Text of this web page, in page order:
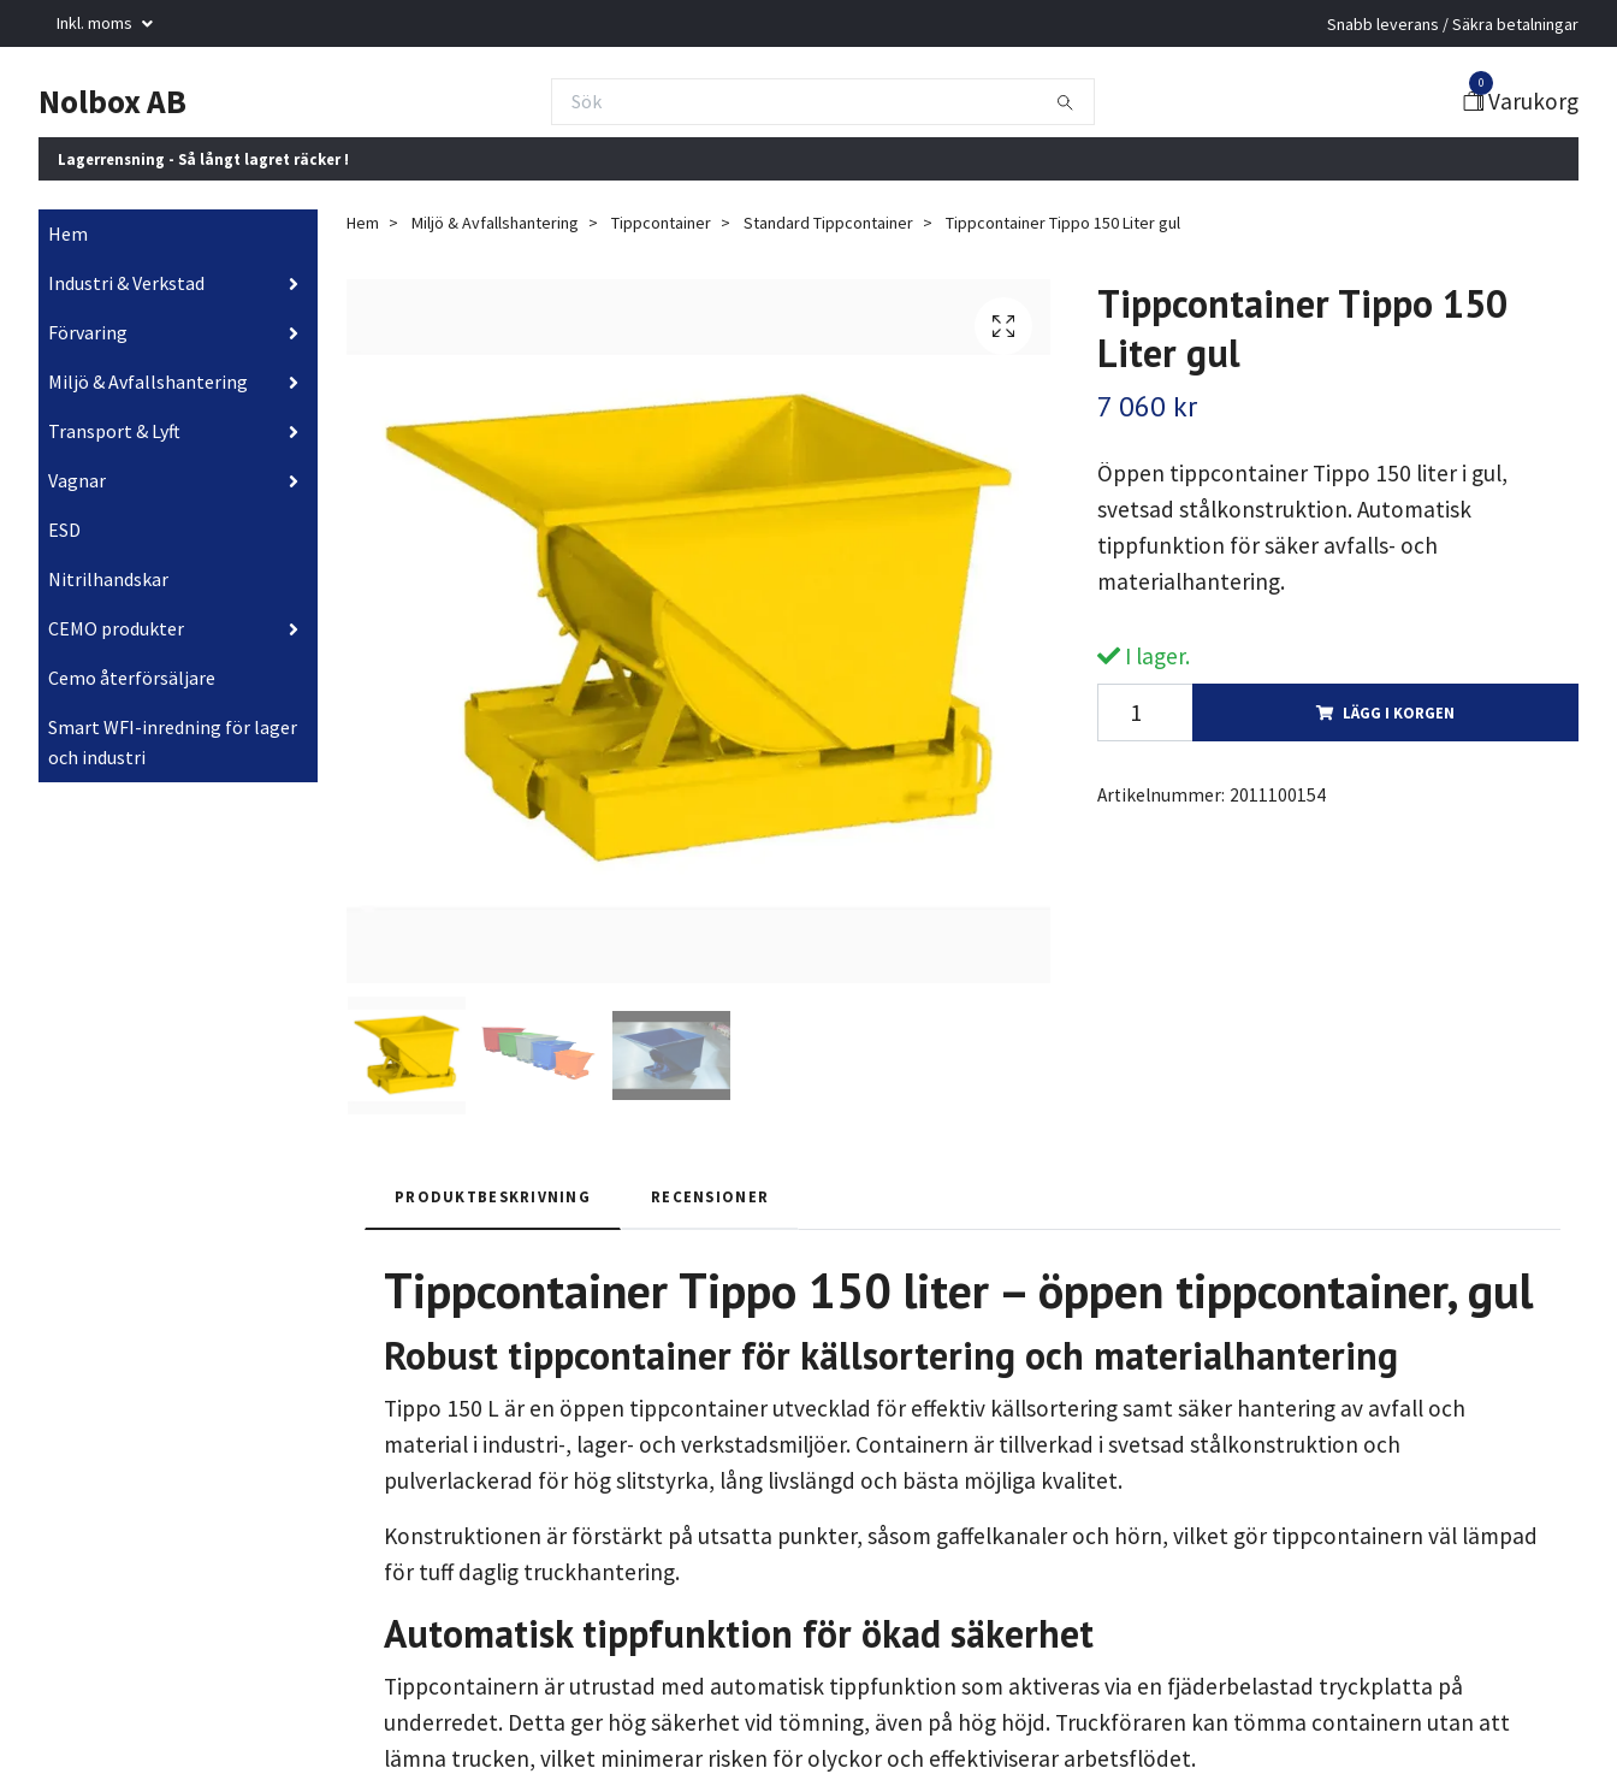
Inkl. moms Snabb leverans / Säkra betalningar
Nolbox AB 0
Varukorg
Lagerrensning - Så långt lagret räcker !
Hem
Industri & Verkstad
Förvaring
Miljö & Avfallshantering
Transport & Lyft
Vagnar
ESD
Nitrilhandskar
CEMO produkter
Cemo återförsäljare
Smart WFI-inredning för lager
och industri
Hem Miljö & Avfallshantering Tippcontainer Standard Tippcontainer Tippcontainer Tippo 150 Liter gul
Tippcontainer Tippo 150
Liter gul
7 060 kr
Öppen tippcontainer Tippo 150 liter i gul,
svetsad stålkonstruktion. Automatisk
tippfunktion för säker avfalls- och
materialhantering.
I lager.
LÄGG I KORGEN
Artikelnummer: 2011100154
PRODUKTBESKRIVNING RECENSIONER
Tippcontainer Tippo 150 liter – öppen tippcontainer, gul
Robust tippcontainer för källsortering och materialhantering
Tippo 150 L är en öppen tippcontainer utvecklad för effektiv källsortering samt säker hantering av avfall och
material i industri-, lager- och verkstadsmiljöer. Containern är tillverkad i svetsad stålkonstruktion och
pulverlackerad för hög slitstyrka, lång livslängd och bästa möjliga kvalitet.
Konstruktionen är förstärkt på utsatta punkter, såsom gaffelkanaler och hörn, vilket gör tippcontainern väl lämpad
för tuff daglig truckhantering.
Automatisk tippfunktion för ökad säkerhet
Tippcontainern är utrustad med automatisk tippfunktion som aktiveras via en fjäderbelastad tryckplatta på
underredet. Detta ger hög säkerhet vid tömning, även på hög höjd. Truckföraren kan tömma containern utan att
lämna trucken, vilket minimerar risken för olyckor och effektiviserar arbetsflödet.